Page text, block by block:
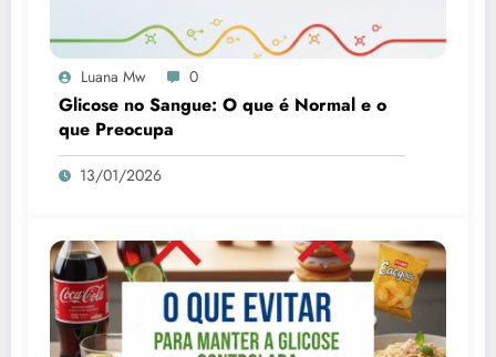
Luana Mw 0
Glicose no Sangue: O que é Normal e o
que Preocupa
13/01/2026